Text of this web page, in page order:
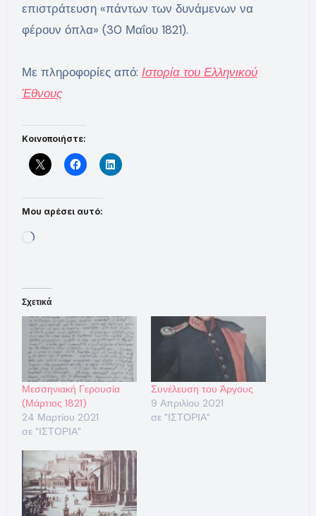
επιστράτευση «πάντων των δυνάμενων να
φέρουν όπλα» (30 Μαΐου 1821).
Με πληροφορίες από: Ιστορία του Ελληνικού
Έθνους
Κοινοποιήστε:
Μου αρέσει αυτό:
Loading…
Σχετικά
Μεσσηνιακή Γερουσία
(Μάρτιος 1821)
24 Μαρτίου 2021
σε "ΙΣΤΟΡΙΑ"
Συνέλευση του Άργους
9 Απριλίου 2021
σε "ΙΣΤΟΡΙΑ"